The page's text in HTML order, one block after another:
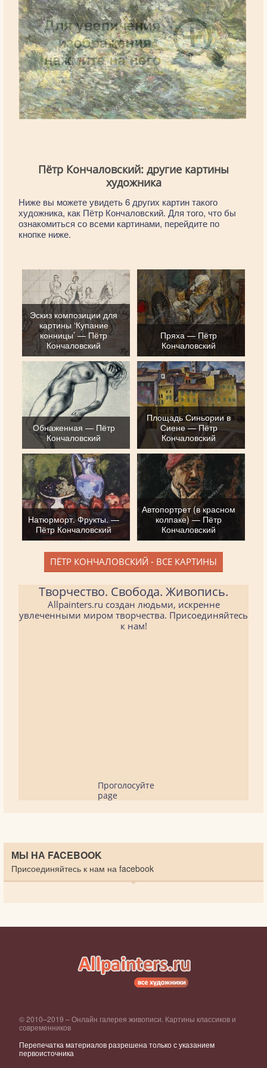
Пётр Кончаловский: другие картины
художника
Ниже вы можете увидеть 6 других картин такого
художника, как Пётр Кончаловский. Для того, что бы
ознакомиться со всеми картинами, перейдите по
кнопке ниже.
Эскиз композиции для
картины ‘Купание
конницы’ — Пётр
Кончаловский
Пряха — Пётр
Кончаловский
Обнаженная — Пётр
Кончаловский
Площадь Синьории в
Сиене — Пётр
Кончаловский
Натюрморт. Фрукты. —
Пётр Кончаловский
Автопортрет (в красном
колпаке) — Пётр
Кончаловский
ПЁТР КОНЧАЛОВСКИЙ - ВСЕ КАРТИНЫ
Творчество. Свобода. Живопись.
Allpainters.ru создан людьми, искренне
увлеченными миром творчества. Присоединяйтесь
к нам!
Проголосуйте
page
МЫ НА FACEBOOK
Присоединяйтесь к нам на facebook
© 2010–2019 – Онлайн галерея живописи. Картины классиков и
современников
Перепечатка материалов разрешена только с указанием
первоисточника